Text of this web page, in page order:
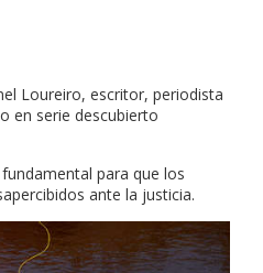
Loureiro, escritor, periodista
en serie descubierto
para que los
ante la justicia.